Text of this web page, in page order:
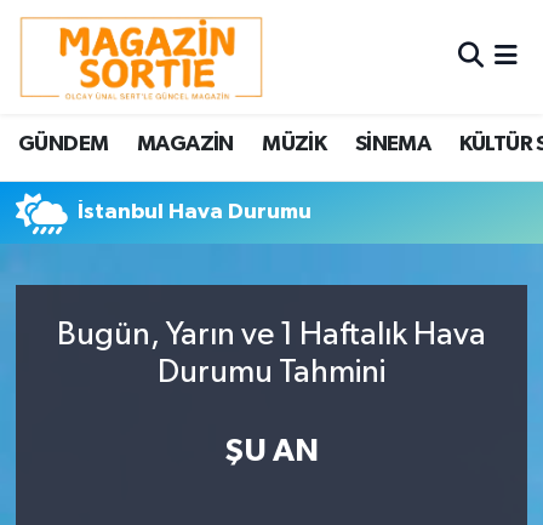
GÜNDEM MAGAZİN MÜZİK SİNEMA KÜLTÜR
İstanbul Hava Durumu
Bugün, Yarın ve 1 Haftalık Hava
Durumu Tahmini
ŞU AN
Nöbetçi Eczaneler
Hava Durumu
Trafik Durumu
Tüm Manşetler